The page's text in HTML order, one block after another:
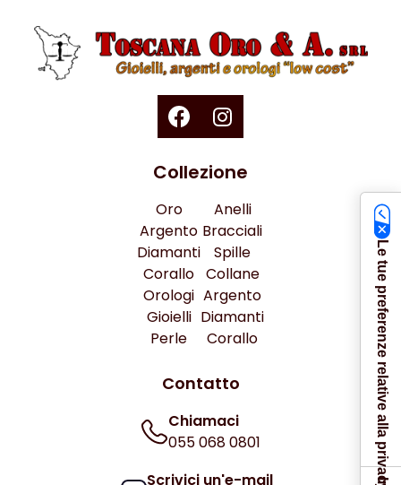
Collezione
Oro
Argento
Diamanti
Corallo
Orologi
Gioielli
Perle
Anelli
Bracciali
Spille
Collane
Argento
Diamanti
Corallo
Contatto
Chiamaci
055 068 0801
Scrivici un'e-mail
Le tue preferenze relative alla privacy